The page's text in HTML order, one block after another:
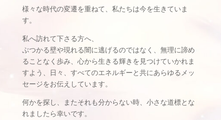
様々な時代の変遷を重ねて、私たちは今を生きていま
す。
私へ訪れて下さる方へ、
ぶつかる壁や現れる闇に逃げるのではなく、無理に諦め
ることなく歩み、心から生きる輝きを見つけていかれま
すよう、日々、すべてのエネルギーと共にあらゆるメッ
セージをお伝えしています。
何かを探し、またそれも分からない時、小さな道標とな
れましたら幸いです。